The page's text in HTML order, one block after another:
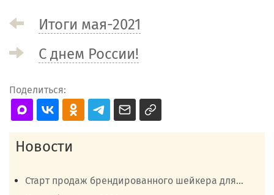
Итоги мая-2021
С днем России!
Поделиться:
Новости
Старт продаж брендированного шейкера для...